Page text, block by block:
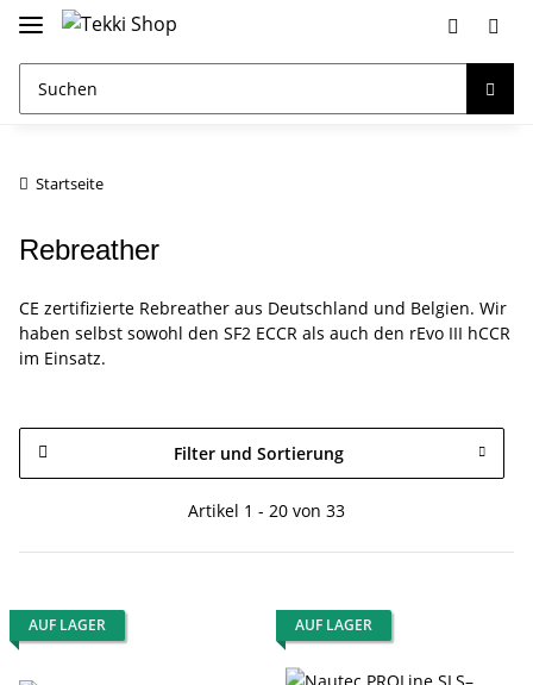
Startseite
Rebreather
CE zertifizierte Rebreather aus Deutschland und Belgien. Wir
haben selbst sowohl den SF2 ECCR als auch den rEvo III hCCR
im Einsatz.
Filter und Sortierung
Artikel 1 - 20 von 33
AUF LAGER AUF LAGER